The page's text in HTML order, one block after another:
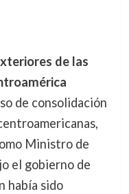
de las
de consolidación
Ministro de
el gobierno de
había sido